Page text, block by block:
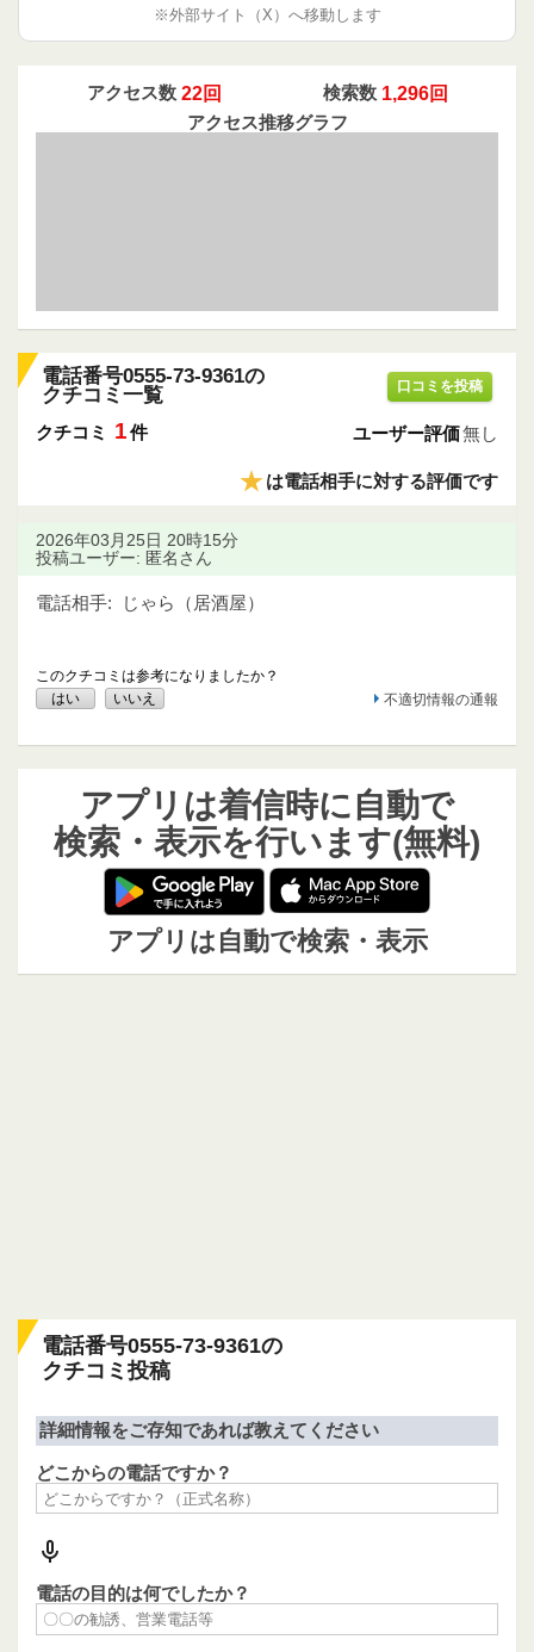
※外部サイト（X）へ移動します
アクセス数 22回 検索数 1,296回
アクセス推移グラフ
電話番号0555-73-9361の
クチコミ一覧
口コミを投稿
クチコミ 1件 ユーザー評価無し
★は電話相手に対する評価です
2026年03月25日 20時15分
投稿ユーザー: 匿名さん
電話相手: じゃら（居酒屋）
このクチコミは参考になりましたか？
はい
いいえ 不適切情報の通報
アプリは着信時に自動で
検索・表示を行います(無料)
アプリは自動で検索・表示
電話番号0555-73-9361の
クチコミ投稿
詳細情報をご存知であれば教えてください
どこからの電話ですか？
電話の目的は何でしたか？